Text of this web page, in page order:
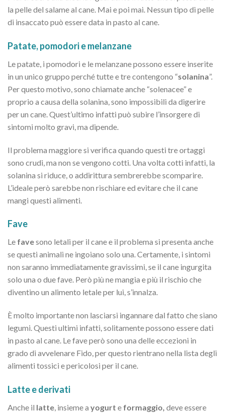
la pelle del salame al cane. Mai e poi mai. Nessun tipo di pelle
di insaccato può essere data in pasto al cane.
Patate, pomodori e melanzane
Le patate, i pomodori e le melanzane possono essere inserite
in un unico gruppo perché tutte e tre contengono “solanina”.
Per questo motivo, sono chiamate anche “solenacee” e
proprio a causa della solanina, sono impossibili da digerire
per un cane. Quest’ultimo infatti può subire l’insorgere di
sintomi molto gravi, ma dipende.
Il problema maggiore si verifica quando questi tre ortaggi
sono crudi, ma non se vengono cotti. Una volta cotti infatti, la
solanina si riduce, o addirittura sembrerebbe scomparire.
L’ideale però sarebbe non rischiare ed evitare che il cane
mangi questi alimenti.
Fave
Le favesono letali per il cane e il problema si presenta anche
se questi animali ne ingoiano solo una. Certamente, i sintomi
non saranno immediatamente gravissimi, se il cane ingurgita
solo una o due fave. Però più ne mangia e più il rischio che
diventino un alimento letale per lui, s’innalza.
È molto importante non lasciarsi ingannare dal fatto che siano
legumi. Questi ultimi infatti, solitamente possono essere dati
in pasto al cane. Le fave però sono una delle eccezioni in
grado di avvelenare Fido, per questo rientrano nella lista degli
alimenti tossici e pericolosi per il cane.
Latte e derivati
Anche il latte, insieme a yogurt e formaggio, deve essere